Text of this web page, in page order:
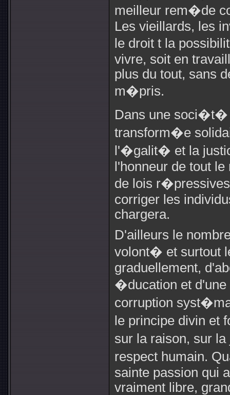
meilleur rem�de
Les vieillards, les
le droit t la
vivre, soit en
plus du tout, sans
m�pris.
Dans une
transform�e
l'�galit� et la
l'honneur de tout
de lois
corriger les
chargera.
D'ailleurs le
volont� et surtout
graduellement,
�ducation et
corruption
le principe divin et
sur la raison, sur
respect humain.
sainte passion qui
vraiment libre,